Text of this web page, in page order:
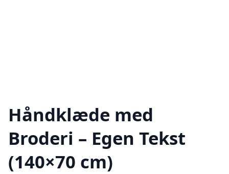
Håndklæde med
Broderi – Egen Tekst
(140×70 cm)